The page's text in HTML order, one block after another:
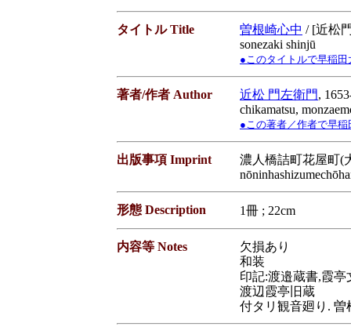
タイトル Title 曽根崎心中 / [近松
sonezaki shinjū
●このタイトルで早稲田
著者/作者 Author 近松 門左衛門,
chikamatsu,
●この著者／作者で早稲
出版事項 Imprint
濃人橋詰町花屋町(
形態 Description 1冊 ; 22cm
内容等 Notes
欠損あり
和装
印記:渡邉蔵書,霞亭
渡辺霞亭旧蔵
付タリ観音廻り.